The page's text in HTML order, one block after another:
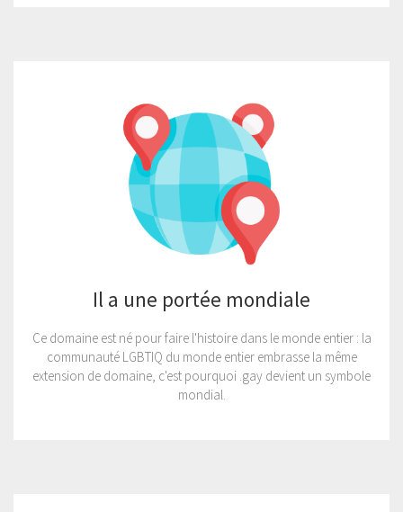
Il a une portée mondiale
Ce domaine est né pour faire l'histoire dans le monde entier : la
communauté LGBTIQ du monde entier embrasse la même
extension de domaine, c'est pourquoi .gay devient un symbole
mondial.